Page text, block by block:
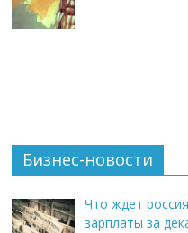
Бизнес-новости
Что ждет
зарплаты за